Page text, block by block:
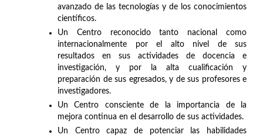
avanzado de las tecnologías y de los conocimientos
científicos.
Un Centro reconocido tanto nacional como
internacionalmente por el alto nivel de sus
resultados en sus actividades de docencia e
investigación, y por la alta cualificación y
preparación de sus egresados, y de sus profesores e
investigadores.
Un Centro consciente de la importancia de la
mejora continua en el desarrollo de sus actividades.
Un Centro capaz de potenciar las habilidades